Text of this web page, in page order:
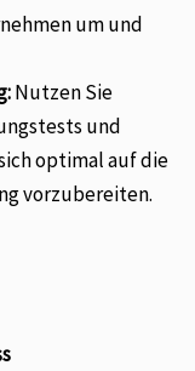
um und
Nutzen Sie
und
optimal auf die
vorzubereiten.